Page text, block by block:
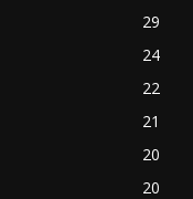
29
24
22
21
20
20